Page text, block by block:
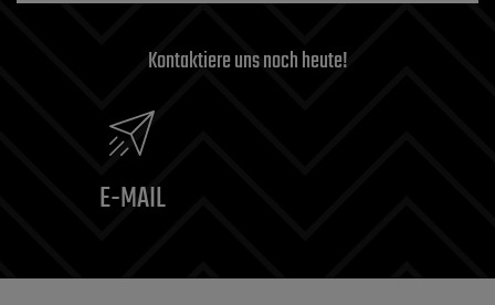
Kontaktiere uns noch heute!
E-MAIL